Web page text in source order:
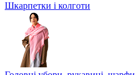
Шкарпетки і колготи